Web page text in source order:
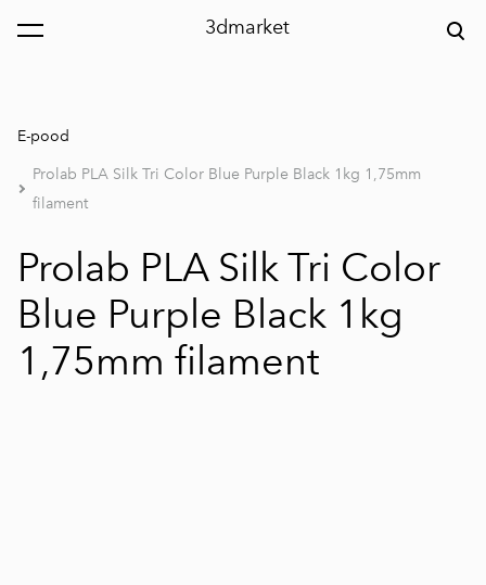
3dmarket
lisati ostukorvi. Vaata ostukorvi
E-pood
Prolab PLA Silk Tri Color Blue Purple Black 1kg 1,75mm
filament
Prolab PLA Silk Tri Color
Blue Purple Black 1kg
1,75mm filament